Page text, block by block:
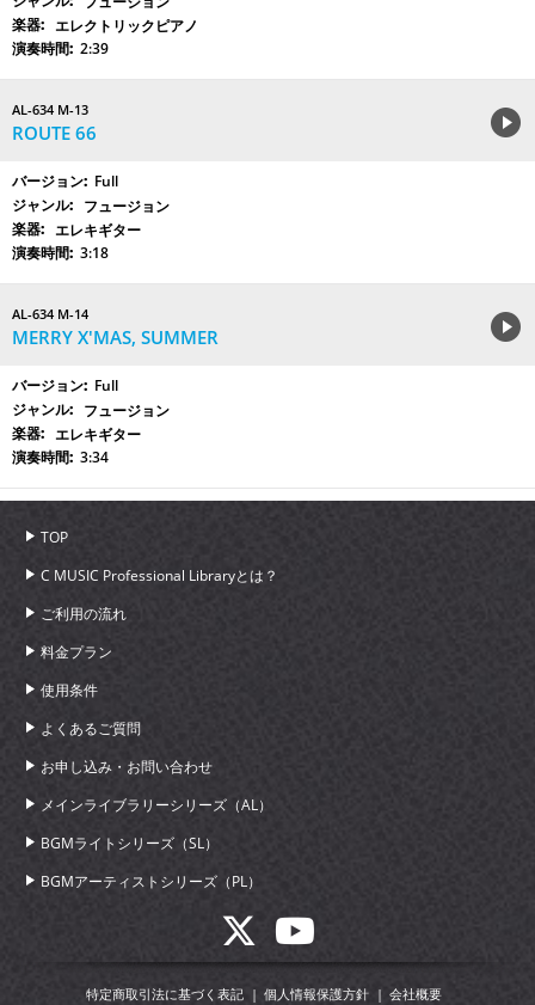
エレクトリックピアノ
2:39
AL-634 M-13
ROUTE 66
Full
フュージョン
エレキギター
3:18
AL-634 M-14
MERRY X'MAS, SUMMER
Full
フュージョン
エレキギター
3:34
TOP
C MUSIC Professional Libraryとは？
ご利用の流れ
料金プラン
使用条件
よくあるご質問
お申し込み・お問い合わせ
メインライブラリーシリーズ（AL）
BGMライトシリーズ（SL）
BGMアーティストシリーズ（PL）
特定商取引法に基づく表記 個人情報保護方針 会社概要